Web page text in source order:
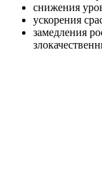
снижения
ускорения
замедления